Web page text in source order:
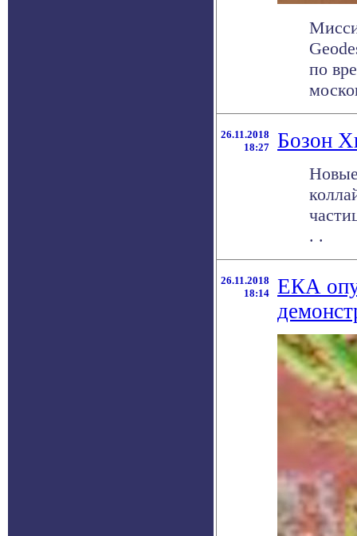
по
26.11.2018
18:27
Бозон
. .
26.11.2018
18:14
ЕКА